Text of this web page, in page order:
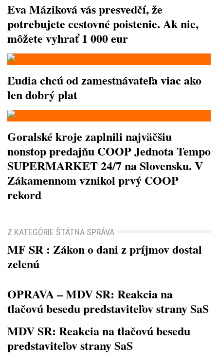
Eva Máziková vás presvedčí, že
potrebujete cestovné poistenie. Ak nie,
môžete vyhrať 1 000 eur
Ľudia chcú od zamestnávateľa viac ako
len dobrý plat
Goralské kroje zaplnili najväčšiu
nonstop predajňu COOP Jednota Tempo
SUPERMARKET 24/7 na Slovensku. V
Zákamennom vznikol prvý COOP
rekord
Z KATEGÓRIE ŠTÁTNA SPRÁVA
MF SR : Zákon o dani z príjmov dostal
zelenú
OPRAVA – MDV SR: Reakcia na
tlačovú besedu predstaviteľov strany SaS
MDV SR: Reakcia na tlačovú besedu
predstaviteľov strany SaS